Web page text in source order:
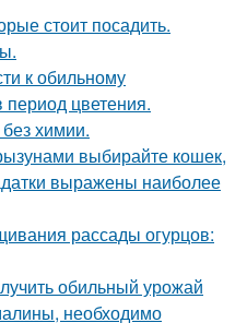
стоит посадить.
к обильному
цветения.
химии.
выбирайте кошек,
выражены наиболее
рассады огурцов:
обильный урожай
необходимо